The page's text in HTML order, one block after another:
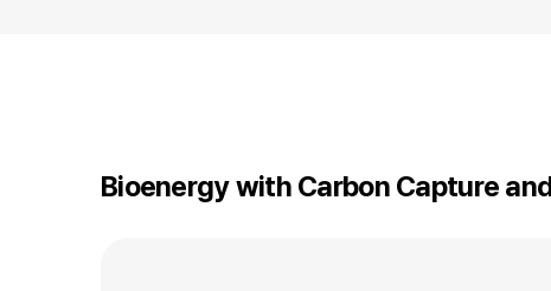
Bioenergy with Carbon Capture